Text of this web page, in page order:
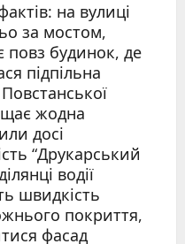
на вулиці
за мостом,
будинок, де
підпільна
жодна
досі
“Друкарський
водії
швидкість
покриття,
фасад